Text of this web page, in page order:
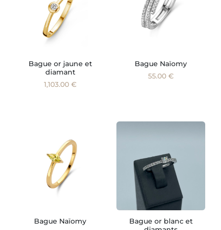
Bague or jaune et
diamant
1,103.00 €
Bague Naïomy
55.00 €
Bague Naïomy
Bague or blanc et